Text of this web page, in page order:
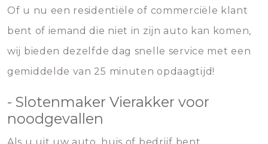
Of u nu een residentiële of commerciële klant
bent of iemand die niet in zijn auto kan komen,
wij bieden dezelfde dag snelle service met een
gemiddelde van 25 minuten opdaagtijd!
- Slotenmaker Vierakker voor
noodgevallen